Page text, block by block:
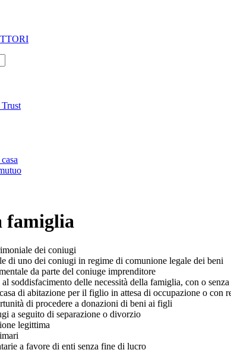
menù di secondo livello
famiglia
dei coniugi
di uno dei coniugi in regime di comunione legale dei beni
da parte del coniuge imprenditore
soddisfacimento delle necessità della famiglia, con o
di abitazione per il figlio in attesa di occupazione o con
di procedere a donazioni di beni ai figli
a seguito di separazione o divorzio
legittima
a favore di enti senza fine di lucro